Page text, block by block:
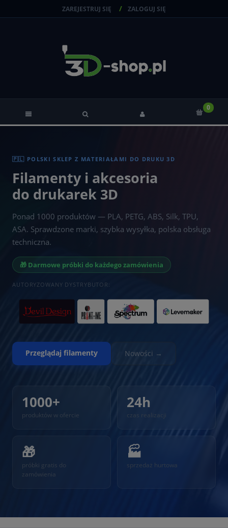
ZAREJESTRUJ SIĘ ZALOGUJ SIĘ
🇵🇱 POLSKI SKLEP Z MATERIAŁAMI DO DRUKU 3D
Filamenty i akcesoria
do drukarek 3D
Ponad 1000 produktów — PLA, PETG, ABS, Silk, TPU,
ASA. Sprawdzone marki, szybka wysyłka, polska obsługa
techniczna.
🎁 Darmowe próbki do każdego zamówienia
AUTORYZOWANY DYSTRYBUTOR:
Przeglądaj filamenty Nowości →
1000+
produktów w ofercie
24h
czas realizacji
🎁
próbki gratis do
zamówienia
🏭
sprzedaż hurtowa